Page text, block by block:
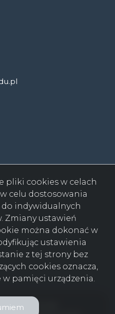
© 2026
pliki cookies w celach
celu dostosowania
do indywidualnych
Zmiany ustawień
można dokonać w
ustawienia
z tej strony bez
cookies oznacza,
pamięci urządzenia.